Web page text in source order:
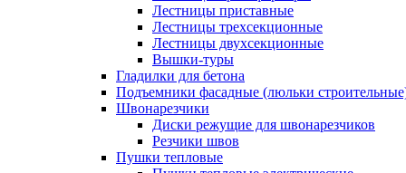
Лестницы приставные
Лестницы трехсекционные
Лестницы двухсекционные
Вышки-туры
Гладилки для бетона
Подъемники фасадные (люльки
Швонарезчики
Диски режущие для швонарезчиков
Резчики швов
Пушки тепловые